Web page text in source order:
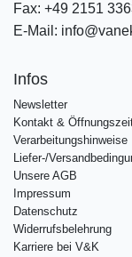
Fax: +49 2151
E-Mail:
Infos
Newsletter
Kontakt &
Verarbeitungshinweise
Liefer-/
Unsere AGB
Impressum
Datenschutz
Widerrufsbelehrung
Karriere bei V&K